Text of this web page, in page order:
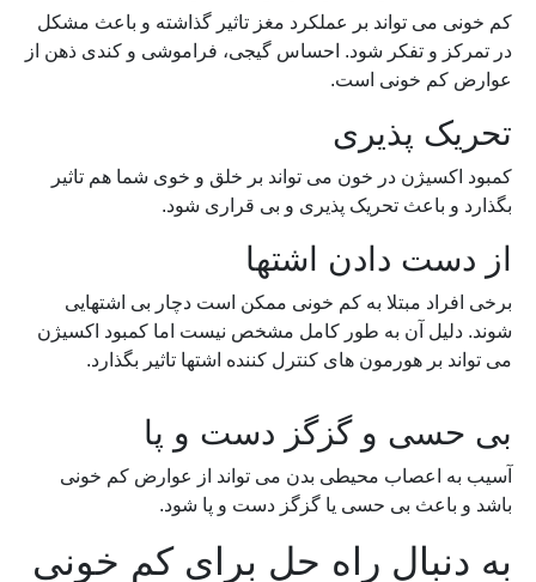
کم خونی می تواند بر عملکرد مغز تاثیر گذاشته و باعث مشکل
در تمرکز و تفکر شود. احساس گیجی، فراموشی و کندی ذهن از
عوارض کم خونی است.
تحریک پذیری
کمبود اکسیژن در خون می تواند بر خلق و خوی شما هم تاثیر
بگذارد و باعث تحریک پذیری و بی قراری شود.
از دست دادن اشتها
برخی افراد مبتلا به کم خونی ممکن است دچار بی اشتهایی
شوند. دلیل آن به طور کامل مشخص نیست اما کمبود اکسیژن
می تواند بر هورمون های کنترل کننده اشتها تاثیر بگذارد.
بی حسی و گزگز دست و پا
آسیب به اعصاب محیطی بدن می تواند از عوارض کم خونی
باشد و باعث بی حسی یا گزگز دست و پا شود.
به دنبال راه حل برای کم خونی